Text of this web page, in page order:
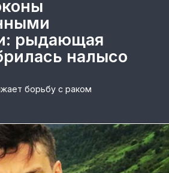
рыдающая
налысо
борьбу с раком